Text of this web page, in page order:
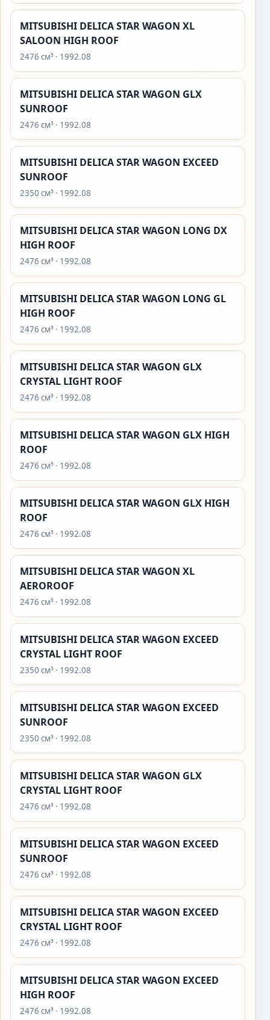
MITSUBISHI DELICA STAR WAGON XL
SALOON HIGH ROOF
2476 см³ · 1992.08
MITSUBISHI DELICA STAR WAGON GLX
SUNROOF
2476 см³ · 1992.08
MITSUBISHI DELICA STAR WAGON EXCEED
SUNROOF
2350 см³ · 1992.08
MITSUBISHI DELICA STAR WAGON LONG DX
HIGH ROOF
2476 см³ · 1992.08
MITSUBISHI DELICA STAR WAGON LONG GL
HIGH ROOF
2476 см³ · 1992.08
MITSUBISHI DELICA STAR WAGON GLX
CRYSTAL LIGHT ROOF
2476 см³ · 1992.08
MITSUBISHI DELICA STAR WAGON GLX HIGH
ROOF
2476 см³ · 1992.08
MITSUBISHI DELICA STAR WAGON GLX HIGH
ROOF
2476 см³ · 1992.08
MITSUBISHI DELICA STAR WAGON XL
AEROROOF
2476 см³ · 1992.08
MITSUBISHI DELICA STAR WAGON EXCEED
CRYSTAL LIGHT ROOF
2350 см³ · 1992.08
MITSUBISHI DELICA STAR WAGON EXCEED
SUNROOF
2350 см³ · 1992.08
MITSUBISHI DELICA STAR WAGON GLX
CRYSTAL LIGHT ROOF
2476 см³ · 1992.08
MITSUBISHI DELICA STAR WAGON EXCEED
SUNROOF
2476 см³ · 1992.08
MITSUBISHI DELICA STAR WAGON EXCEED
CRYSTAL LIGHT ROOF
2476 см³ · 1992.08
MITSUBISHI DELICA STAR WAGON EXCEED
HIGH ROOF
2476 см³ · 1992.08